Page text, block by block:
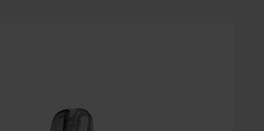
(NANO 3) POD KIT - GLACIAL